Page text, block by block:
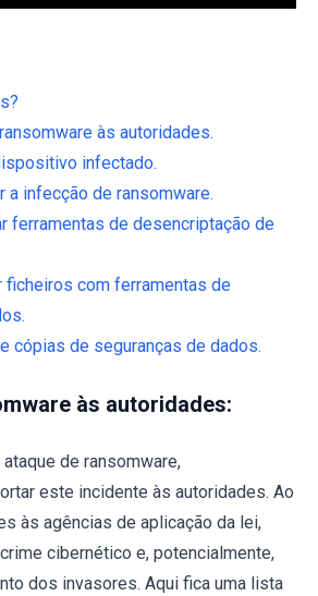
às autoridades.
infectado.
a infecção de ransomware.
ferramentas de desencriptação de
ficheiros com ferramentas de
cópias de seguranças de dados.
às autoridades:
de ransomware,
este incidente às autoridades. Ao
às agências de aplicação da lei,
cibernético e, potencialmente,
dos invasores. Aqui fica uma lista